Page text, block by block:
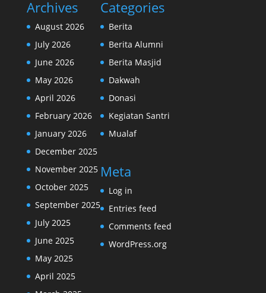
Archives
August 2026
July 2026
June 2026
May 2026
April 2026
February 2026
January 2026
December 2025
November 2025
October 2025
September 2025
July 2025
June 2025
May 2025
April 2025
Categories
Berita
Berita Alumni
Berita Masjid
Dakwah
Donasi
Kegiatan Santri
Mualaf
Meta
Log in
Entries feed
Comments feed
WordPress.org